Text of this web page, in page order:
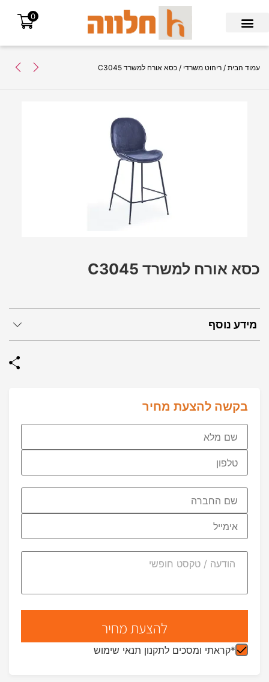
0
עמוד הבית / ריהוט משרדי / כסא אורח למשרד C3045
מידע נוסף
כסא אורח למשרד C3045
בקשה להצעת מחיר
*קראתי ומסכים לתקנון תנאי שימוש